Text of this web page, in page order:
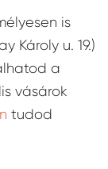
is
Károly u. 19.)
a
vásárok
tudod